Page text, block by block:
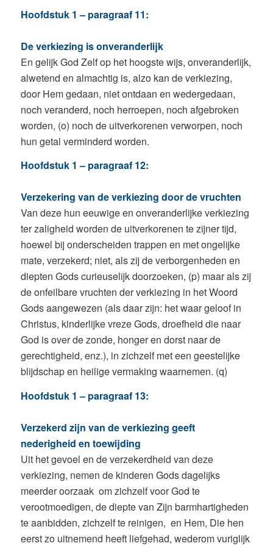
Hoofdstuk 1 – paragraaf 11:
De verkiezing is onveranderlijk
En gelijk God Zelf op het hoogste wijs, onveranderlijk,
alwetend en almachtig is, alzo kan de verkiezing,
door Hem gedaan, niet ontdaan en wedergedaan,
noch veranderd, noch herroepen, noch afgebroken
worden, (o) noch de uitverkorenen verworpen, noch
hun getal verminderd worden.
Hoofdstuk 1 – paragraaf 12:
Verzekering van de verkiezing door de vruchten
Van deze hun eeuwige en onveranderlijke verkiezing
ter zaligheid worden de uitverkorenen te zijner tijd,
hoewel bij onderscheiden trappen en met ongelijke
mate, verzekerd; niet, als zij de verborgenheden en
diepten Gods curieuselijk doorzoeken, (p) maar als zij
de onfeilbare vruchten der verkiezing in het Woord
Gods aangewezen (als daar zijn: het waar geloof in
Christus, kinderlijke vreze Gods, droefheid die naar
God is over de zonde, honger en dorst naar de
gerechtigheid, enz.), in zichzelf met een geestelijke
blijdschap en heilige vermaking waarnemen. (q)
Hoofdstuk 1 – paragraaf 13:
Verzekerd zijn van de verkiezing geeft
nederigheid en toewijding
Uit het gevoel en de verzekerdheid van deze
verkiezing, nemen de kinderen Gods dagelijks
meerder oorzaak om zichzelf voor God te
verootmoedigen, de diepte van Zijn barmhartigheden
te aanbidden, zichzelf te reinigen, en Hem, Die hen
eerst zo uitnemend heeft liefgehad, wederom vuriglijk